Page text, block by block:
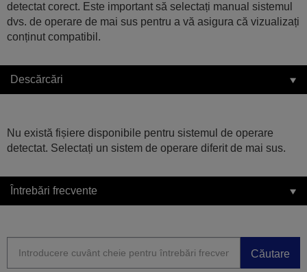
detectat corect. Este important să selectați manual sistemul
dvs. de operare de mai sus pentru a vă asigura că vizualizați
conținut compatibil.
Descărcări
Nu există fișiere disponibile pentru sistemul de operare
detectat. Selectați un sistem de operare diferit de mai sus.
Întrebări frecvente
Căutare